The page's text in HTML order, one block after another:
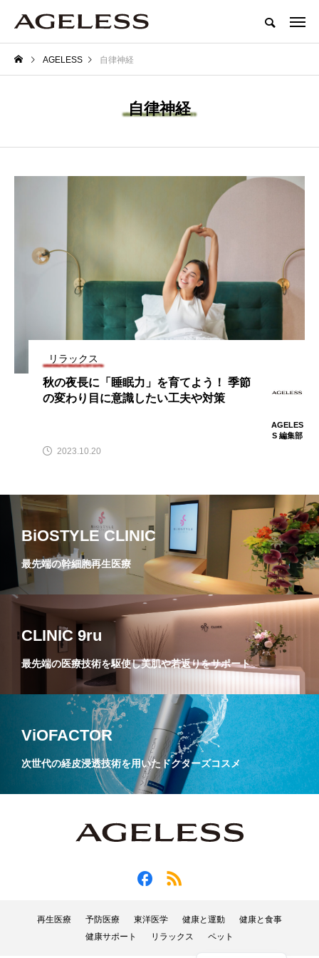
AGELESS 自律神経
自律神経
リラックス
秋の夜長に「睡眠力」を育てよう！ 季節
の変わり目に意識したい工夫や対策
AGELES
S 編集部
2023.10.20
BiOSTYLE CLINIC
最先端の幹細胞再生医療
CLINIC 9ru
最先端の医療技術を駆使し美肌や若返りをサポート
ViOFACTOR
次世代の経皮浸透技術を用いたドクターズコスメ
再生医療 予防医療 東洋医学 健康と運動
健康と食事
健康サポート
リラックス ペット